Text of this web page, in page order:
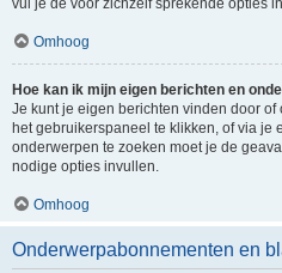
vul je de voor zichzelf sprekende opties
Omhoog
Hoe kan ik mijn eigen berichten en
Je kunt je eigen berichten vinden door
het gebruikerspaneel te klikken, of via je
onderwerpen te zoeken moet je de
nodige opties invullen.
Omhoog
Onderwerpabonnementen en